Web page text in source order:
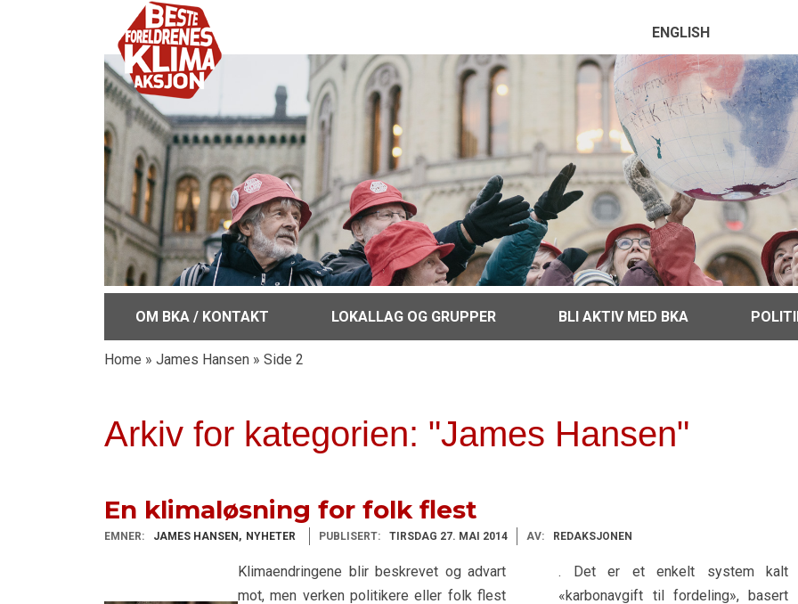
ENGLISH
OM BKA / KONTAKT LOKALLAG OG GRUPPER BLI AKTIV MED BKA
Home » James Hansen » Side 2
Arkiv for kategorien: "James Hansen"
En klimaløsning for folk flest
EMNER: JAMES HANSEN NYHETER PUBLISERT: TIRSDAG 27. MAI 2014 AV: REDAKSJONEN
Klimaendringene blir beskrevet og advart
mot, men verken politikere eller folk flest
. Det er et enkelt system kalt
«karbonavgift til fordeling», basert